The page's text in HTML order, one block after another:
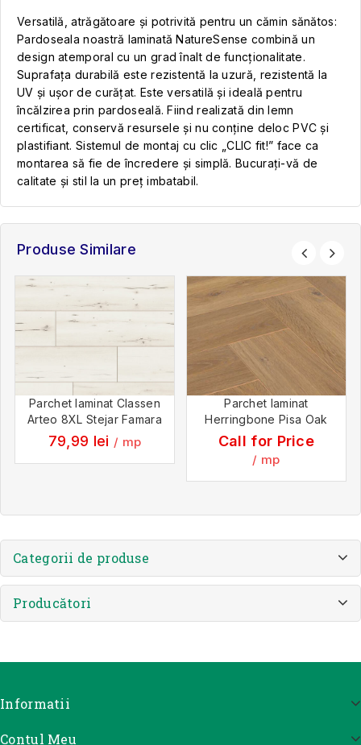
Versatilă, atrăgătoare și potrivită pentru un cămin sănătos:
Pardoseala noastră laminată NatureSense combină un
design atemporal cu un grad înalt de funcționalitate.
Suprafața durabilă este rezistentă la uzură, rezistentă la
UV și ușor de curățat. Este versatilă și ideală pentru
încălzirea prin pardoseală. Fiind realizată din lemn
certificat, conservă resursele și nu conține deloc PVC și
plastifiant. Sistemul de montaj cu clic „CLIC fit!” face ca
montarea să fie de încredere și simplă. Bucurați-vă de
calitate și stil la un preț imbatabil.
Produse Similare
Parchet laminat Classen
Arteo 8XL Stejar Famara
79,99 lei / mp
Parchet laminat
Herringbone Pisa Oak
Call for Price
/ mp
Categorii de produse
Producători
Informatii
Contul Meu